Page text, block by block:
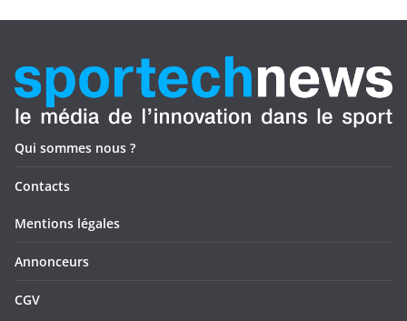
Qui sommes nous ?
Contacts
Mentions légales
Annonceurs
CGV